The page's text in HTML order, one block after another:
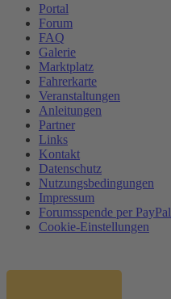
Portal
Forum
FAQ
Galerie
Marktplatz
Fahrerkarte
Veranstaltungen
Anleitungen
Partner
Links
Kontakt
Datenschutz
Nutzungsbedingungen
Impressum
Forumsspende per PayPal
Cookie-Einstellungen